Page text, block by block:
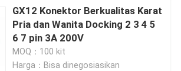
GX12 Konektor Berkualitas Karat
Pria dan Wanita Docking 2 3 4 5
6 7 pin 3A 200V
MOQ：100 kit
Harga：Bisa dinegosiasikan